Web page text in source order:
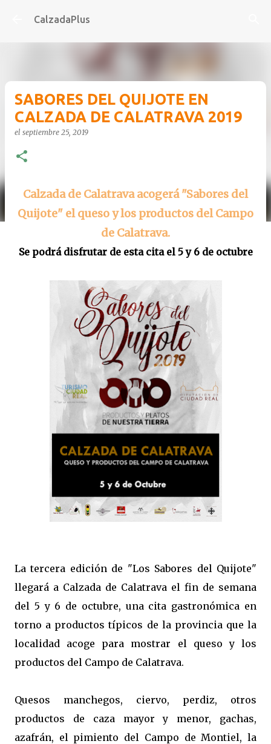
Ir al contenido principal
CalzadaPlus
SABORES DEL QUIJOTE EN
CALZADA DE CALATRAVA 2019
el septiembre 25, 2019
Calzada de Calatrava acogerá "Sabores del
Quijote" el queso y los productos del Campo
de Calatrava.
Se podrá disfrutar de esta cita el 5 y 6 de octubre
La tercera edición de "Los Sabores del Quijote"
llegará a Calzada de Calatrava el fin de semana
del 5 y 6 de octubre, una cita gastronómica en
torno a productos típicos de la provincia que la
localidad acoge para mostrar el queso y los
productos del Campo de Calatrava.
Quesos manchegos, ciervo, perdiz, otros
productos de caza mayor y menor, gachas,
azafrán, el pimiento del Campo de Montiel, la